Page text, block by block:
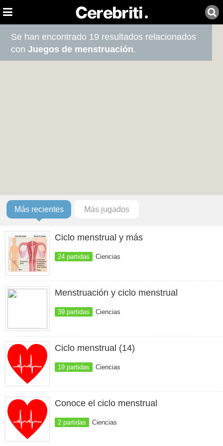
Se han encontrado 19 resultados relacionados
conJuegos de menstruación.
Más recientes Más jugados
Ciclo menstrual y más
24 partidas Ciencias
Menstruación y ciclo menstrual
39 partidas Ciencias
Ciclo menstrual (14)
19 partidas Ciencias
Conoce el ciclo menstrual
2 partidas Ciencias